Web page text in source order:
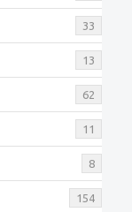
33
13
62
11
8
154